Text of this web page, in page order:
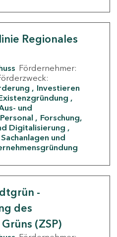
Regionales
Fördernehmer:
Investieren
und
Forschung,
Digitalisierung
und
-
des
(ZSP)